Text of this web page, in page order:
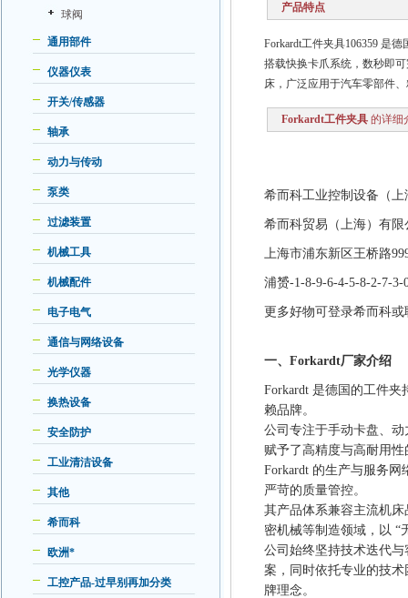
球阀
通用部件
仪器仪表
开关/传感器
轴承
动力与传动
泵类
过滤装置
机械工具
机械配件
电子电气
通信与网络设备
光学仪器
换热设备
安全防护
工业清洁设备
其他
希而科
欧洲*
工控产品-过早别再加分类
产品特点
Forkardt工件夹具106359 是
搭载快换卡爪系统，数秒即
床，广泛应用于汽车零部件
Forkardt工件夹具的详细
希而科工业控制设备（
希而科贸易（上海）有限
上海市浦东新区王桥路
浦赟-1-8-9-6-4-5-8-2-7-3-
更多好物可登录希而科或
一、Forkardt厂家介绍
Forkardt 是德国的工件
赖品牌。
公司专注于手动卡盘、
赋予了高精度与高耐用
Forkardt 的生产与服务
严苛的质量管控。
其产品体系兼容主流机
密机械等制造领域，以
公司始终坚持技术迭代
案，同时依托专业的技
牌理念。